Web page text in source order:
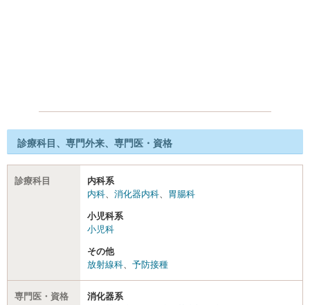
診療科目、専門外来、専門医・資格
診療科目
内科系
内科、 消化器内科、 胃腸科
小児科系
小児科
その他
放射線科、 予防接種
専門医・資格
消化器系